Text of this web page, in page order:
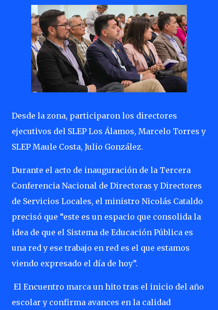
Desde la zona, participaron los directores
ejecutivos del SLEP Los Álamos, Marcelo Torres y
SLEP Maule Costa, Julio González.
Durante el acto de inauguración de la Tercera
Conferencia Nacional de Directoras y Directores
de Servicios Locales, el ministro Nicolás Cataldo
precisó que “este es un espacio que consolida la
idea de que el Sistema de Educación Pública es
una red y ese trabajo en red es el que estamos
viendo expresado el día de hoy”.
El Encuentro marca un hito tras el inicio del año
escolar y confirma avances en la calidad